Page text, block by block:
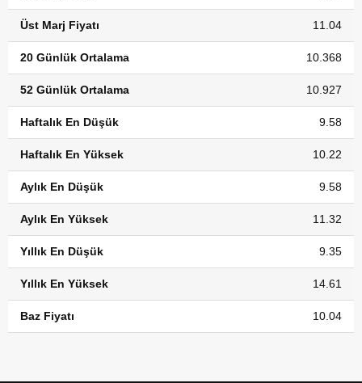
Üst Marj Fiyatı 11.04
20 Günlük Ortalama 10.368
52 Günlük Ortalama 10.927
Haftalık En Düşük 9.58
Haftalık En Yüksek 10.22
Aylık En Düşük 9.58
Aylık En Yüksek 11.32
Yıllık En Düşük 9.35
Yıllık En Yüksek 14.61
Baz Fiyatı 10.04